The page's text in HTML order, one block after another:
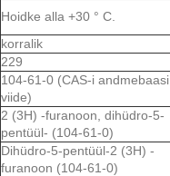
Hoidke alla +30 ° C.
korralik
229
104-61-0 (CAS-i andmebaasi
viide)
2 (3H) -furanoon, dihüdro-5-
pentüül- (104-61-0)
Dihüdro-5-pentüül-2 (3H) -
furanoon (104-61-0)